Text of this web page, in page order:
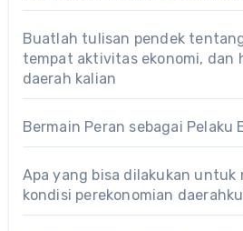
Buatlah tulisan pendek
tempat aktivitas ekonomi, dan
daerah kalian
Bermain Peran sebagai Pelaku
Apa yang bisa dilakukan untuk
kondisi perekonomian